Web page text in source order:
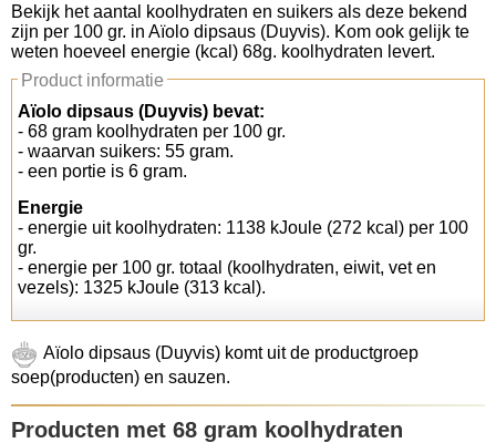
Koolhydraten tellen
Links
Bekijk het aantal koolhydraten en suikers als deze bekend
zijn per 100 gr. in Aïolo dipsaus (Duyvis). Kom ook gelijk te
weten hoeveel energie (kcal) 68g. koolhydraten levert.
Product informatie
Aïolo dipsaus (Duyvis) bevat:
- 68 gram koolhydraten per 100 gr.
- waarvan suikers: 55 gram.
- een portie is 6 gram.
Energie
- energie uit koolhydraten: 1138 kJoule (272 kcal) per 100
gr.
- energie per 100 gr. totaal (koolhydraten, eiwit, vet en
vezels): 1325 kJoule (313 kcal).
Aïolo dipsaus (Duyvis) komt uit de productgroep
soep(producten) en sauzen.
Producten met 68 gram koolhydraten